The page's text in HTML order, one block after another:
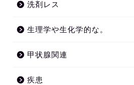
洗剤レス
生理学や生化学的な。
甲状腺関連
疾患